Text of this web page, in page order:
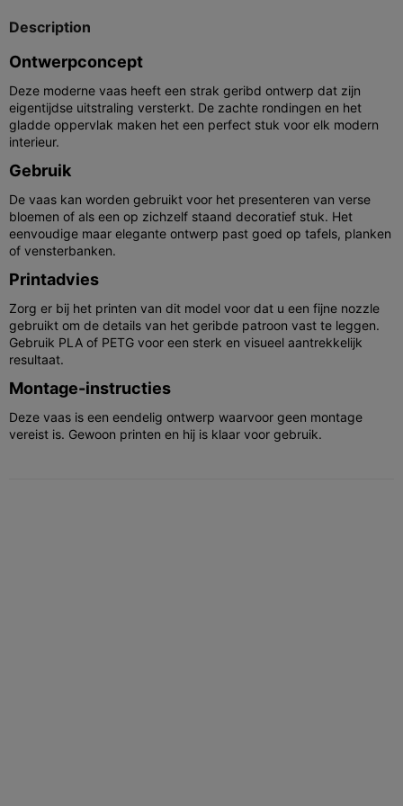
Description
Ontwerpconcept
Deze moderne vaas heeft een strak geribd ontwerp dat zijn
eigentijdse uitstraling versterkt. De zachte rondingen en het
gladde oppervlak maken het een perfect stuk voor elk modern
interieur.
Gebruik
De vaas kan worden gebruikt voor het presenteren van verse
bloemen of als een op zichzelf staand decoratief stuk. Het
eenvoudige maar elegante ontwerp past goed op tafels, planken
of vensterbanken.
Printadvies
Zorg er bij het printen van dit model voor dat u een fijne nozzle
gebruikt om de details van het geribde patroon vast te leggen.
Gebruik PLA of PETG voor een sterk en visueel aantrekkelijk
resultaat.
Montage-instructies
Deze vaas is een eendelig ontwerp waarvoor geen montage
vereist is. Gewoon printen en hij is klaar voor gebruik.